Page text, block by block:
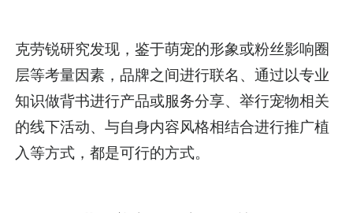
克劳锐研究发现，鉴于萌宠的形象或粉丝影响圈
层等考量因素，品牌之间进行联名、通过以专业
知识做背书进行产品或服务分享、举行宠物相关
的线下活动、与自身内容风格相结合进行推广植
入等方式，都是可行的方式。